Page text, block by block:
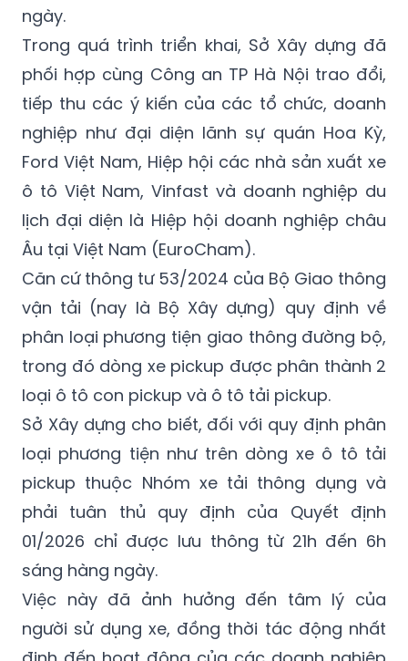
ngày.
Trong quá trình triển khai, Sở Xây dựng đã
phối hợp cùng Công an TP Hà Nội trao đổi,
tiếp thu các ý kiến của các tổ chức, doanh
nghiệp như đại diện lãnh sự quán Hoa Kỳ,
Ford Việt Nam, Hiệp hội các nhà sản xuất xe
ô tô Việt Nam, Vinfast và doanh nghiệp du
lịch đại diện là Hiệp hội doanh nghiệp châu
Âu tại Việt Nam (EuroCham).
Căn cứ thông tư 53/2024 của Bộ Giao thông
vận tải (nay là Bộ Xây dựng) quy định về
phân loại phương tiện giao thông đường bộ,
trong đó dòng xe pickup được phân thành 2
loại ô tô con pickup và ô tô tải pickup.
Sở Xây dựng cho biết, đối với quy định phân
loại phương tiện như trên dòng xe ô tô tải
pickup thuộc Nhóm xe tải thông dụng và
phải tuân thủ quy định của Quyết định
01/2026 chỉ được lưu thông từ 21h đến 6h
sáng hàng ngày.
Việc này đã ảnh hưởng đến tâm lý của
người sử dụng xe, đồng thời tác động nhất